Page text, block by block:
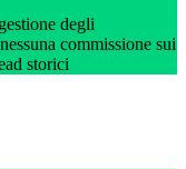
degli
commissione sui
storici